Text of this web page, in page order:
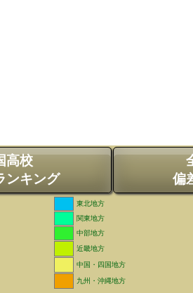
高校
ンキング
偏
東北地方
関東地方
中部地方
近畿地方
中国・四国地方
九州・沖縄地方